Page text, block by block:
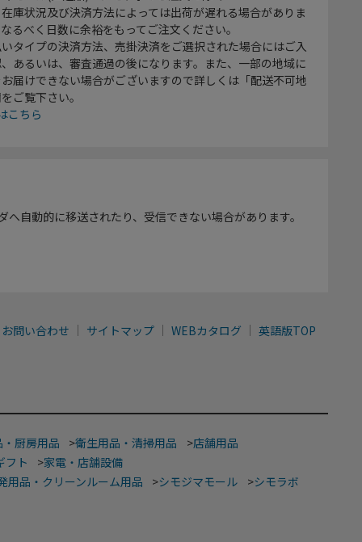
庫状況及び決済方法によっては出荷が遅れる場合がありま
るべく日数に余裕をもってご注文ください。
タイプの決済方法、売掛決済をご選択された場合にはご入
あるいは、審査通過の後になります。また、一部の地域に
届けできない場合がございますので詳しくは「配送不可地
ご覧下さい。
こちら
自動的に移送されたり、受信できない場合があります。
お問い合わせ サイトマップ WEBカタログ 英語版TOP
厨房用品 >衛生用品・清掃用品 >店舗用品
フト >家電・店舗設備
用品・クリーンルーム用品 >シモジマモール >シモラボ